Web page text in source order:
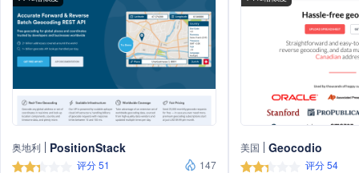
奥地利 PositionStack
评分 51
147
美国 Geocodio
评分 54